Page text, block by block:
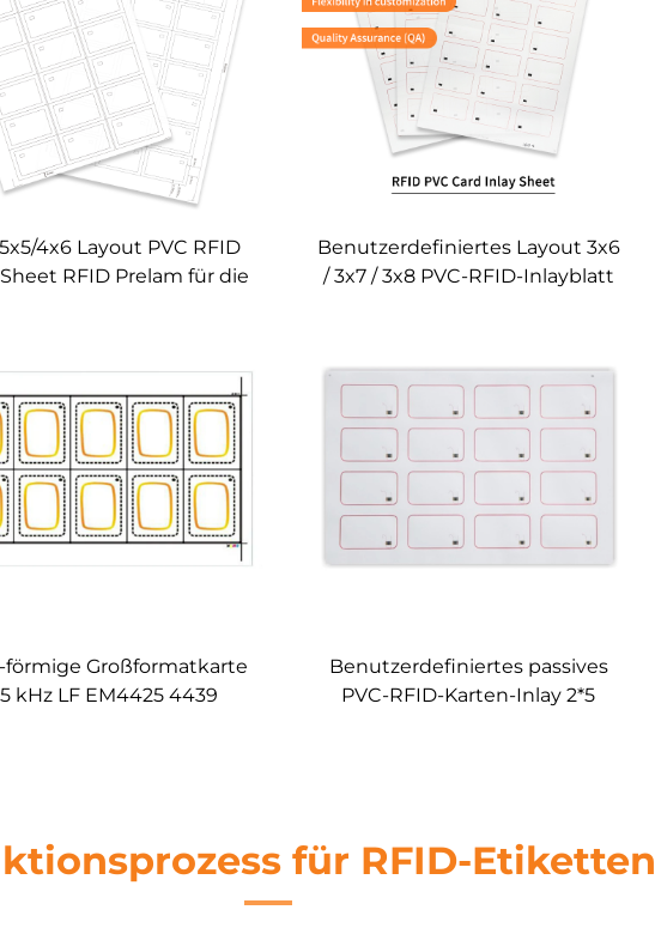
4x6 Layout PVC RFID
RFID Prelam für die
Benutzerdefiniertes Layout 3x6
/ 3x7 / 3x8 PVC-RFID-Inlayblatt
förmige Großformatkarte
kHz LF EM4425 4439
Benutzerdefiniertes passives
PVC-RFID-Karten-Inlay 2*5
für RFID-Etiketten